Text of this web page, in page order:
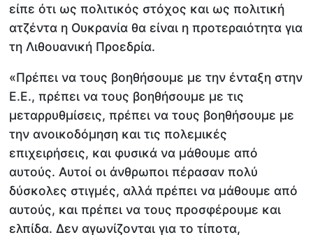
είπε ότι ως πολιτικός στόχος και ως πολιτική
ατζέντα η Ουκρανία θα είναι η προτεραιότητα για
τη Λιθουανική Προεδρία.
«Πρέπει να τους βοηθήσουμε με την ένταξη στην
Ε.Ε., πρέπει να τους βοηθήσουμε με τις
μεταρρυθμίσεις, πρέπει να τους βοηθήσουμε με
την ανοικοδόμηση και τις πολεμικές
επιχειρήσεις, και φυσικά να μάθουμε από
αυτούς. Αυτοί οι άνθρωποι πέρασαν πολύ
δύσκολες στιγμές, αλλά πρέπει να μάθουμε από
αυτούς, και πρέπει να τους προσφέρουμε και
ελπίδα. Δεν αγωνίζονται για το τίποτα,